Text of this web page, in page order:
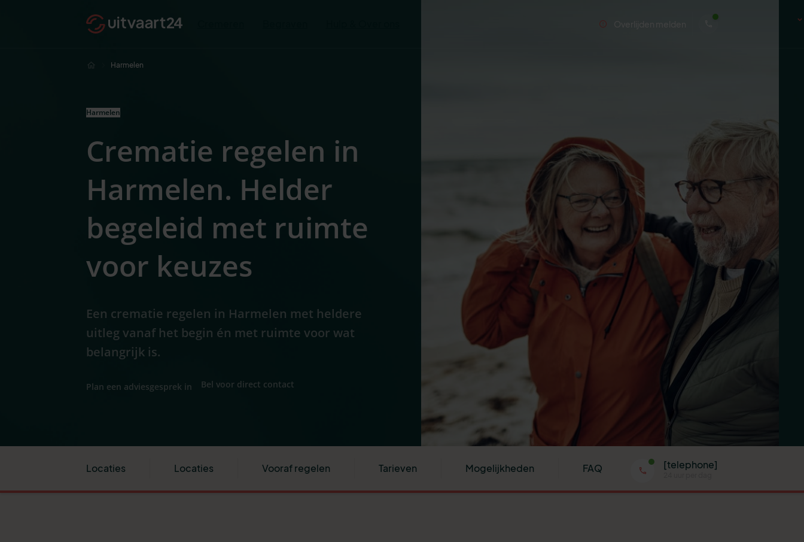
Harmelen
Harmelen
Crematie regelen in
Harmelen. Helder
begeleid met ruimte
voor keuzes
Een crematie regelen in Harmelen met heldere
uitleg vanaf het begin én met ruimte voor wat
belangrijk is.
Plan een adviesgesprek in Bel voor direct contact
Locaties Locaties Vooraf regelen Tarieven Mogelijkheden FAQ [telephone]